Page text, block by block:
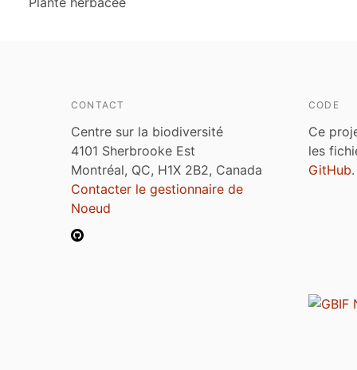
CONTACT
Centre sur la biodiversité
4101 Sherbrooke Est
Montréal, QC, H1X 2B2, Canada
Contacter le gestionnaire de
Noeud
CODE
Ce
les
GitHub.